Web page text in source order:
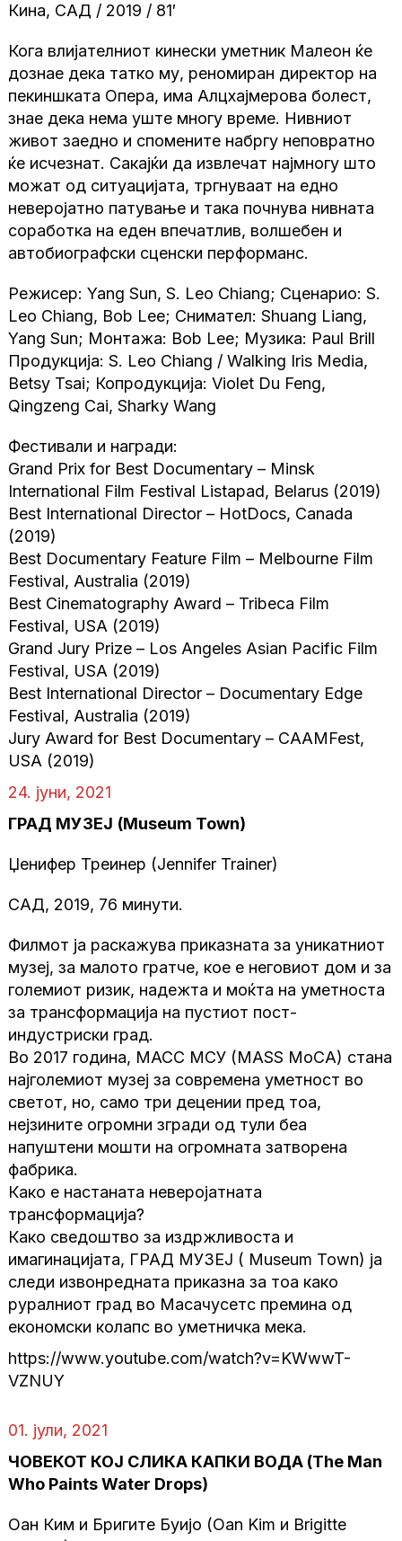
Кина, САД / 2019 / 81′
Кога влијателниот кинески уметник Малеон ќе
дознае дека татко му, реномиран директор на
пекиншката Опера, има Алцхајмерова болест,
знае дека нема уште многу време. Нивниот
живот заедно и спомените набргу неповратно
ќе исчезнат. Сакајќи да извлечат најмногу што
можат од ситуацијата, тргнуваат на едно
неверојатно патување и така почнува нивната
соработка на еден впечатлив, волшебен и
автобиографски сценски перформанс.
Режисер: Yang Sun, S. Leo Chiang; Сценарио: S.
Leo Chiang, Bob Lee; Снимател: Shuang Liang,
Yang Sun; Монтажа: Bob Lee; Музика: Paul Brill
Продукција: S. Leo Chiang / Walking Iris Media,
Betsy Tsai; Копродукција: Violet Du Feng,
Qingzeng Cai, Sharky Wang
Фестивали и награди:
Grand Prix for Best Documentary – Minsk
International Film Festival Listapad, Belarus (2019)
Best International Director – HotDocs, Canada
(2019)
Best Documentary Feature Film – Melbourne Film
Festival, Australia (2019)
Best Cinematography Award – Tribeca Film
Festival, USA (2019)
Grand Jury Prize – Los Angeles Asian Pacific Film
Festival, USA (2019)
Best International Director – Documentary Edge
Festival, Australia (2019)
Jury Award for Best Documentary – CAAMFest,
USA (2019)
24. јуни, 2021
ГРАД МУЗЕЈ (Museum Town)
Џенифер Треинер (Jennifer Trainer)
САД, 2019, 76 минути.
Филмот ја раскажува приказната за уникатниот
музеј, за малото гратче, кое е неговиот дом и за
големиот ризик, надежта и моќта на уметноста
за трансформација на пустиот пост-
индустриски град.
Во 2017 година, МАСС МСУ (MASS MoCA) стана
најголемиот музеј за современа уметност во
светот, но, само три децении пред тоа,
нејзините огромни згради од тули беа
напуштени мошти на огромната затворена
фабрика.
Како е настаната неверојатната
трансформација?
Како сведоштво за издржливоста и
имагинацијата, ГРАД МУЗЕЈ ( Museum Town) ја
следи извонредната приказна за тоа како
руралниот град во Масачусетс премина од
економски колапс во уметничка мека.
https://www.youtube.com/watch?v=KWwwT-
VZNUY
01. јули, 2021
ЧОВЕКОТ КОЈ СЛИКА КАПКИ ВОДА (The Man
Who Paints Water Drops)
Оан Ким и Бригите Буијо (Oan Kim и Brigitte